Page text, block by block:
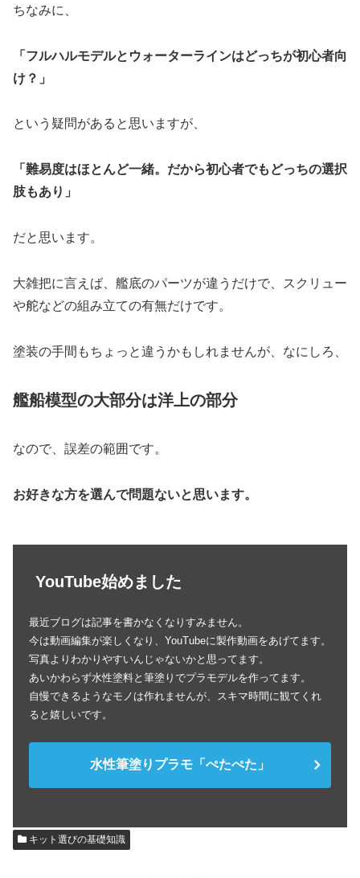
ちなみに、
「フルハルモデルとウォーターラインはどっちが初心者向
け？」
という疑問があると思いますが、
「難易度はほとんど一緒。だから初心者でもどっちの選択
肢もあり」
だと思います。
大雑把に言えば、艦底のパーツが違うだけで、スクリュー
や舵などの組み立ての有無だけです。
塗装の手間もちょっと違うかもしれませんが、なにしろ、
艦船模型の大部分は洋上の部分
なので、誤差の範囲です。
お好きな方を選んで問題ないと思います。
YouTube始めました
最近ブログは記事を書かなくなりすみません。
今は動画編集が楽しくなり、YouTubeに製作動画をあげてます。
写真よりわかりやすいんじゃないかと思ってます。
あいかわらず水性塗料と筆塗りでプラモデルを作ってます。
自慢できるようなモノは作れませんが、スキマ時間に観てくれ
ると嬉しいです。
水性筆塗りプラモ「ぺたぺた」
キット選びの基礎知識